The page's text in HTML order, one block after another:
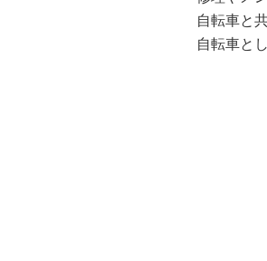
自転車と
自転車と